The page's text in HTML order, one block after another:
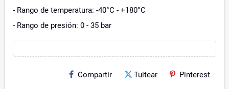
- Rango de temperatura: -40°C - +180°C
- Rango de presión: 0 - 35 bar
Compartir Tuitear Pinterest